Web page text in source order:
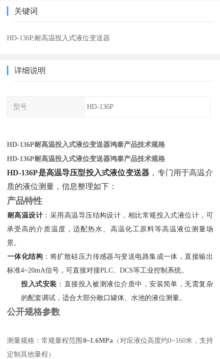
关键词
HD-136P,耐高温投入式液位变送器
详细说明
型号 HD-136P
HD-136P耐高温投入式液位变送器鸿泰产品技术规格
HD-136P耐高温投入式液位变送器鸿泰产品技术规格
HD-136P是高温导压型投入式液位变送器 ‌，专门用于高温介
质的液位测量，信息整理如下：
产品特性
耐高温设计‌：采用高温导压结构设计，相比常规投入式液位计，可
承受高的介质温度，适配热水、高温化工原料等高温液位测量场
景。
一体化结构 ‌：将扩散硅压力传感器与变送电路集成一体，直接输出
标准4~20mA信号，可直接对接PLC、DCS等工业控制系统。
投入式安装 ‌：直接投入被测液位介质中，安装简单，无需复杂
的配套调试，适合大部分敞口罐体、水池的液位测量。
公开规格参数
测量规格：常规量程范围‌0~1.6MPa‌（对应液位高度约0~160米，支持
定制其他量程）